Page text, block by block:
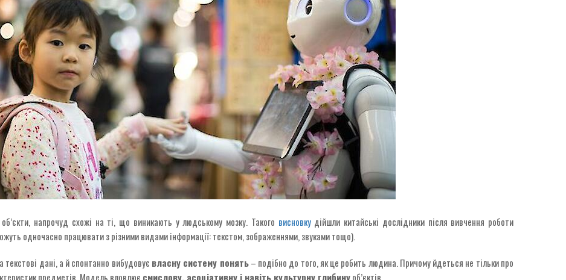
напрочуд схожі на ті, що виникають у людському мозку. Такого висновкудійшли китайські дослідники після вивчення роботи
одночасно працювати з різними видами інформації: текстом, зображеннями, звуками тощо).
дані, а й спонтанно вибудовує власну систему понять– подібно до того, як це робить людина. Причому йдеться не тільки про
предметів. Модель вловлює смислову, асоціативну і навіть культурну глибинуоб’єктів.